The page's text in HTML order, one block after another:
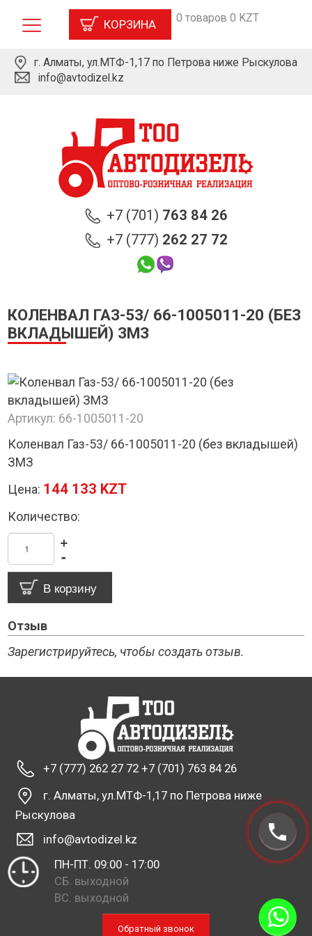
КОРЗИНА 0 товаров 0 KZT
г. Алматы, ул.МТФ-1,17 по Петрова ниже Рыскулова
info@avtodizel.kz
+7 (701) 763 84 26
+7 (777) 262 27 72
КОЛЕНВАЛ ГАЗ-53/ 66-1005011-20 (БЕЗ
ВКЛАДЫШЕЙ) ЗМЗ
Артикул: 66-1005011-20
Коленвал Газ-53/ 66-1005011-20 (без вкладышей)
ЗМЗ
Цена: 144 133 KZT
Количество:
-
+
Отзыв
Зарегистрируйтесь, чтобы создать отзыв.
+7 (777) 262 27 72 +7 (701) 763 84 26
г. Алматы, ул.МТФ-1,17 по Петрова ниже
Рыскулова
info@avtodizel.kz
ПН-ПТ. 09:00 - 17:00
СБ. выходной
ВС. выходной
Обратный звонок